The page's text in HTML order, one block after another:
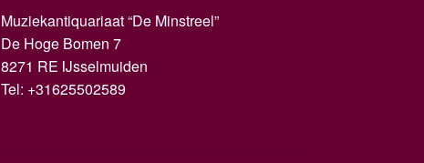
Muziekantiquariaat “De Minstreel”
De Hoge Bomen 7
8271 RE IJsselmuiden
Tel: +31625502589